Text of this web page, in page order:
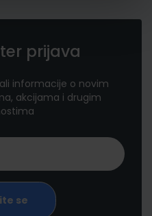
prijava
informacije o novim
akcijama i drugim